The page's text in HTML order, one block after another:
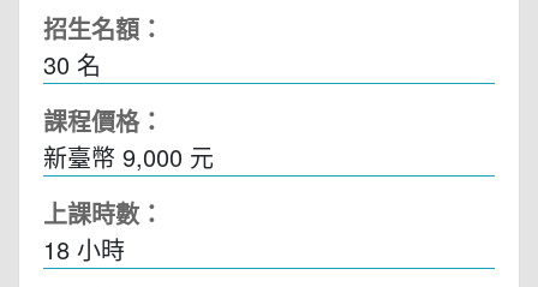
招生名額：
30 名
課程價格：
新臺幣 9,000 元
上課時數：
18 小時